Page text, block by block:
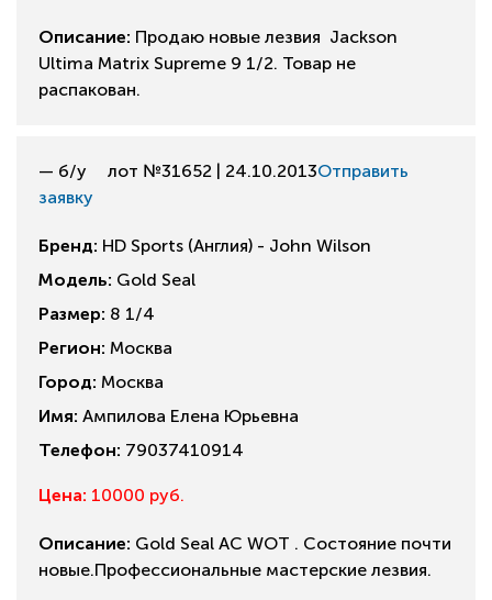
Описание: Продаю новые лезвия Jackson
Ultima Matrix Supreme 9 1/2. Товар не
распакован.
— б/у лот №31652 | 24.10.2013Отправить
заявку
Бренд: HD Sports (Англия) - John Wilson
Модель: Gold Seal
Размер: 8 1/4
Регион: Москва
Город: Москва
Имя: Ампилова Елена Юрьевна
Телефон: 79037410914
Цена: 10000 руб.
Описание: Gold Seal AC WOT . Состояние почти
новые.Профессиональные мастерские лезвия.